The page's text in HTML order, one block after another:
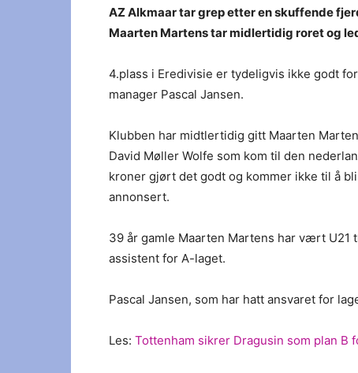
AZ Alkmaar tar grep etter en skuffende
Maarten Martens tar midlertidig roret og
4.plass i Eredivisie er tydeligvis ikke godt
manager Pascal Jansen.
Klubben har midtlertidig gitt Maarten
David Møller Wolfe som kom til den
kroner gjørt det godt og kommer ikke til å
annonsert.
39 år gamle Maarten Martens har vært
assistent for A-laget.
Pascal Jansen, som har hatt ansvaret for
Les: Tottenham sikrer Dragusin som plan B